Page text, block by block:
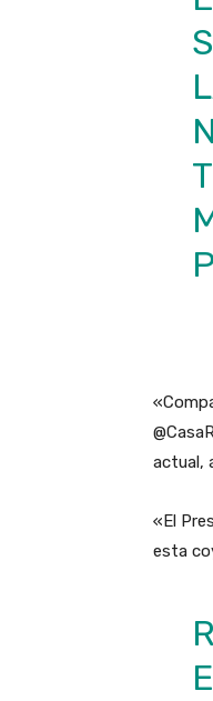
actual,
«El
esta